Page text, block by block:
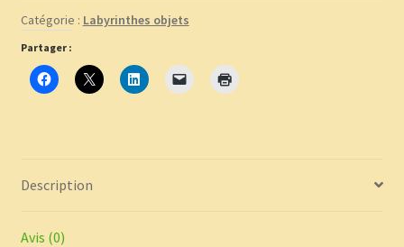
en
terre
Catégorie : Labyrinthes objets
Partager :
Description
Avis (0)